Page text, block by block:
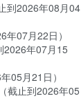
到2026年08月04
07月22日）
2026年07月15
05月21日）
截止到2026年05